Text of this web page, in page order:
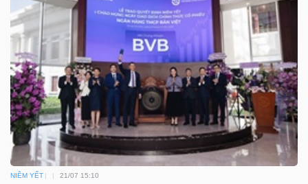
NIÊM YẾT 21/07 15:10
BẤT
ĐỘNG
SẢN
Mã
chứng
khoán
(-)